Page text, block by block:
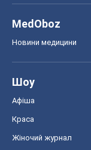
MedOboz
Новини медицини
Шоу
Афіша
Краса
Жіночий журнал